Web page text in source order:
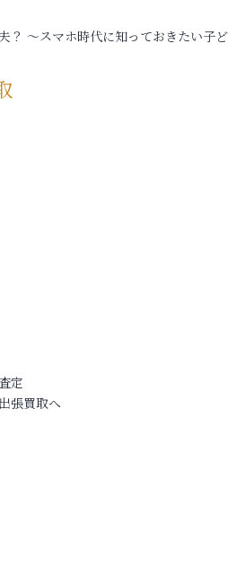
？ ～スマホ時代に知っておきたい子
定
張買取へ